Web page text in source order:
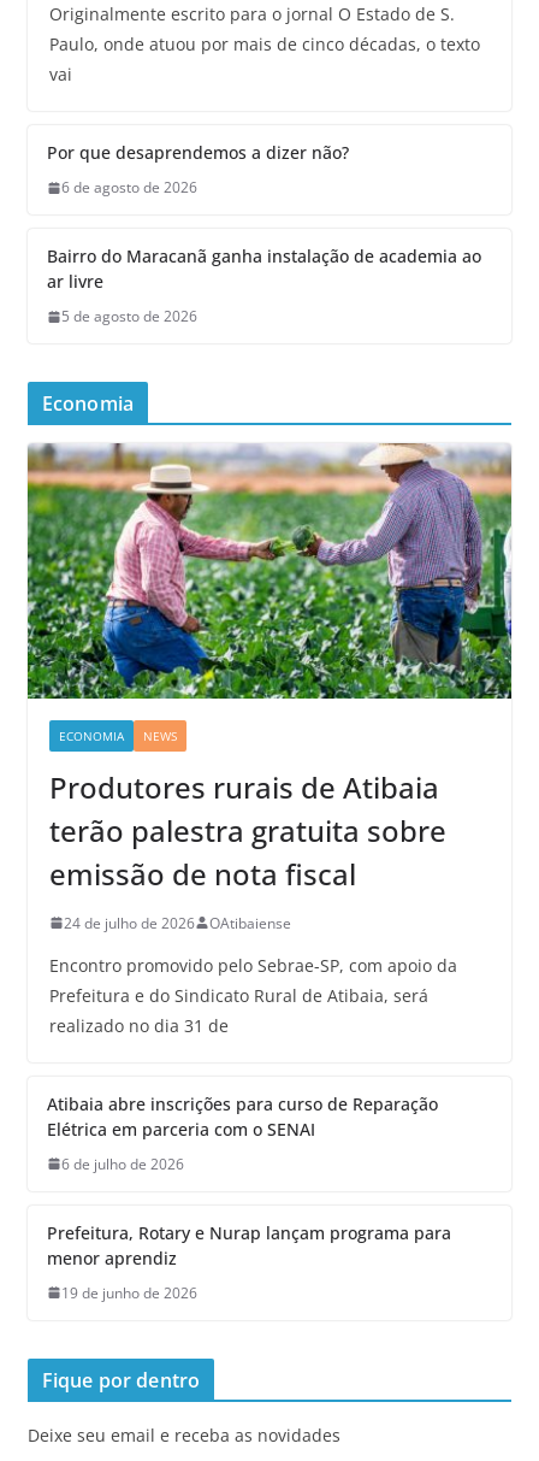
Originalmente escrito para o jornal O Estado de S.
Paulo, onde atuou por mais de cinco décadas, o texto
vai
Por que desaprendemos a dizer não?
6 de agosto de 2026
Bairro do Maracanã ganha instalação de academia ao
ar livre
5 de agosto de 2026
Economia
ECONOMIA NEWS
Produtores rurais de Atibaia
terão palestra gratuita sobre
emissão de nota fiscal
24 de julho de 2026 OAtibaiense
Encontro promovido pelo Sebrae-SP, com apoio da
Prefeitura e do Sindicato Rural de Atibaia, será
realizado no dia 31 de
Atibaia abre inscrições para curso de Reparação
Elétrica em parceria com o SENAI
6 de julho de 2026
Prefeitura, Rotary e Nurap lançam programa para
menor aprendiz
19 de junho de 2026
Fique por dentro
Deixe seu email e receba as novidades